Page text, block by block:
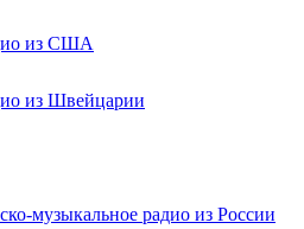
из США
из Швейцарии
музыкальное радио из России